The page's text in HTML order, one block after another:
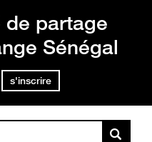
de partage
Sénégal
s'inscrire